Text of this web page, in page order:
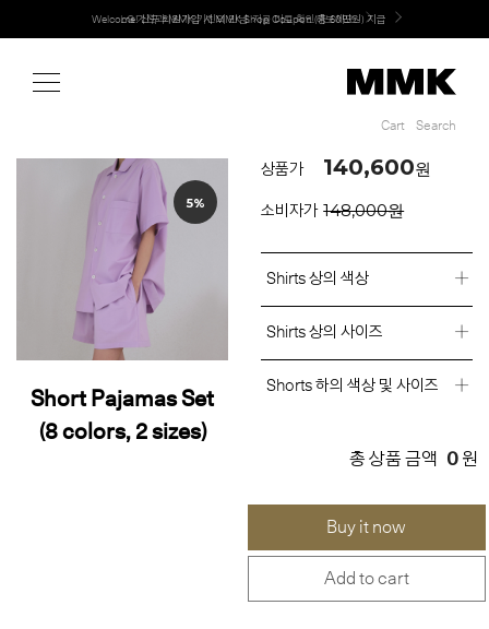
Welcome! 신규 회원가입 시 MMK Shop Coupon (총 60만원) 지급
MMK의 새로운 키친 디자인, EXTRUDE 익스트루드 라인 출시
Cart Search
Short Pajamas Set
(8 colors, 2 sizes)
5%
상품가 140,600원
소비자가 148,000원
Shirts 상의 색상
Shirts 상의 사이즈
Shorts 하의 색상 및 사이즈
총 상품 금액 0 원
Buy it now
Add to cart